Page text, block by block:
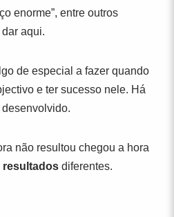
enorme”, entre outros
aqui.
de especial a fazer quando
e ter sucesso nele. Há
não resultou chegou a hora
resultados diferentes.